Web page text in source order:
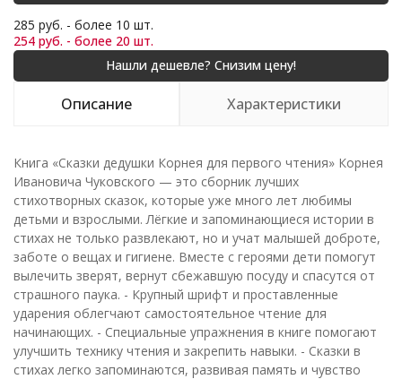
285 руб. - более 10 шт.
254 руб. - более 20 шт.
Описание Характеристики
Книга «Сказки дедушки Корнея для первого чтения» Корнея
Ивановича Чуковского — это сборник лучших
стихотворных сказок, которые уже много лет любимы
детьми и взрослыми. Лёгкие и запоминающиеся истории в
стихах не только развлекают, но и учат малышей доброте,
заботе о вещах и гигиене. Вместе с героями дети помогут
вылечить зверят, вернут сбежавшую посуду и спасутся от
страшного паука. - Крупный шрифт и проставленные
ударения облегчают самостоятельное чтение для
начинающих. - Специальные упражнения в книге помогают
улучшить технику чтения и закрепить навыки. - Сказки в
стихах легко запоминаются, развивая память и чувство